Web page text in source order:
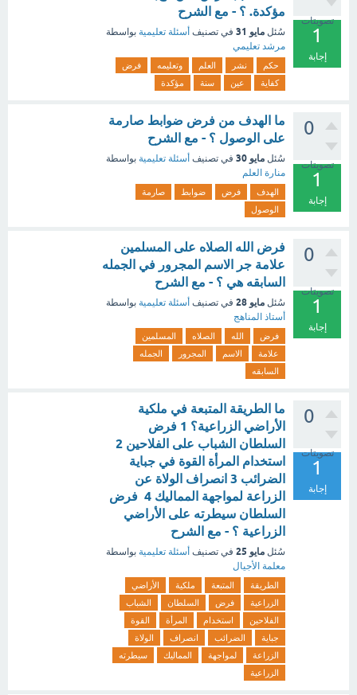
تصويتات
1
إجابة
مؤكدة. ؟ - مع الشرح
سُئل مايو 31 في تصنيف أسئلة تعليمية بواسطة
مرشد تعليمي
حكم نشر العلم وتعليمه
فرض
كفاية
عين سنة مؤكدة
0
تصويتات
1
إجابة
ما الهدف من فرض ضوابط صارمة
على الوصول ؟ - مع الشرح
سُئل مايو 30 في تصنيف أسئلة تعليمية بواسطة
منارة العلم
الهدف فرض ضوابط
صارمة
الوصول
0
تصويتات
1
إجابة
فرض الله الصلاه على المسلمين
علامة جر الاسم المجرور في الجمله
السابقه هي ؟ - مع الشرح
سُئل مايو 28 في تصنيف أسئلة تعليمية بواسطة
أستاذ المناهج
فرض الله الصلاه
المسلمين
علامة
الاسم المجرور
الجمله
السابقه
0
تصويتات
1
إجابة
ما الطريقة المتبعة في ملكية
الأراضي الزراعية؟ 1 فرض
السلطان الشباب على الفلاحين 2
استخدام المرأة القوة في جباية
الضرائب 3 انصراف الولاة عن
الزراعة لمواجهة المماليك 4 فرض
السلطان سيطرته على الأراضي
الزراعية ؟ - مع الشرح
سُئل مايو 25 في تصنيف أسئلة تعليمية بواسطة
معلمة الأجيال
الطريقة المتبعة ملكية
الأراضي
الزراعية
فرض السلطان
الشباب
الفلاحين
استخدام المرأة
القوة
جباية
الضرائب انصراف
الولاة
الزراعة
لمواجهة المماليك
سيطرته
الزراعية